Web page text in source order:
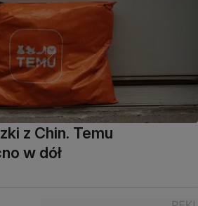
z Chin. Temu
w dół